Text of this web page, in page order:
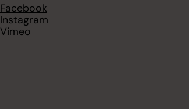
Facebook
Instagram
Vimeo